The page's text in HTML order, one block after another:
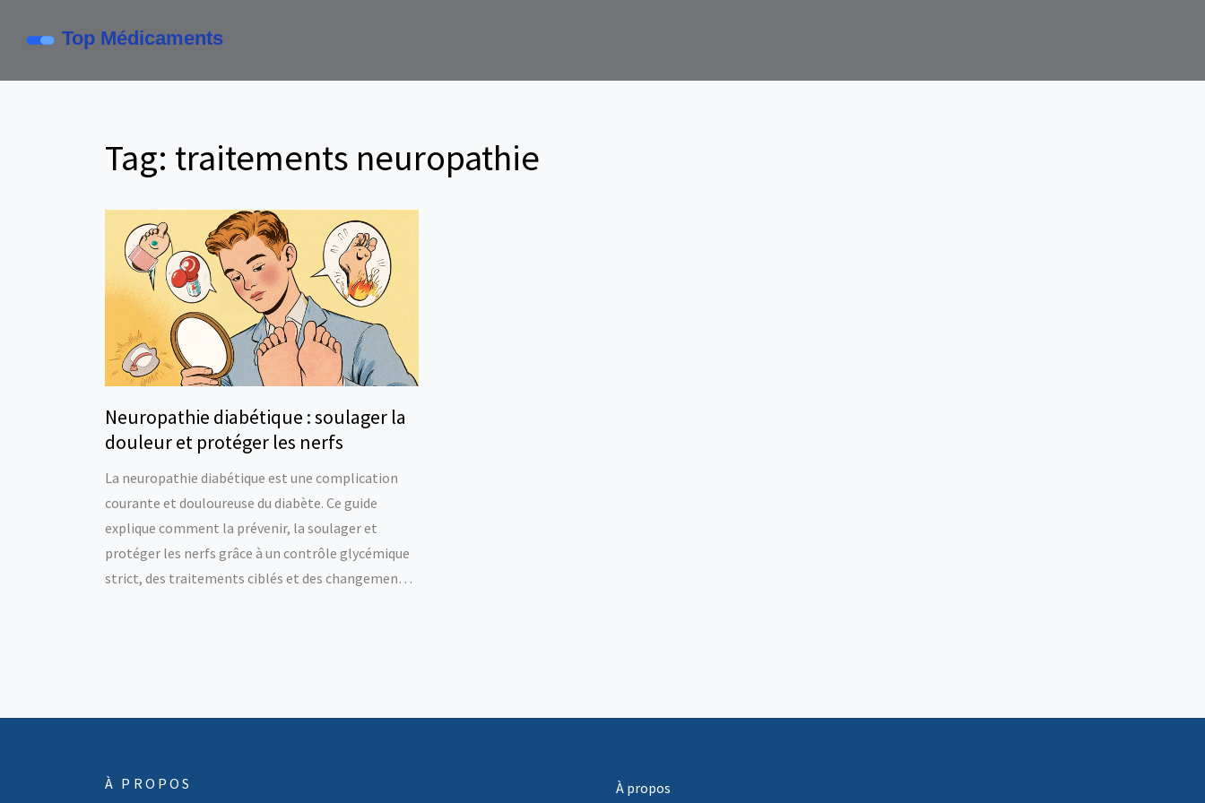
Tag: traitements neuropathie
Neuropathie diabétique : soulager la
douleur et protéger les nerfs
La neuropathie diabétique est une complication
courante et douloureuse du diabète. Ce guide
explique comment la prévenir, la soulager et
protéger les nerfs grâce à un contrôle glycémique
strict, des traitements ciblés et des changements
À PROPOS
À propos